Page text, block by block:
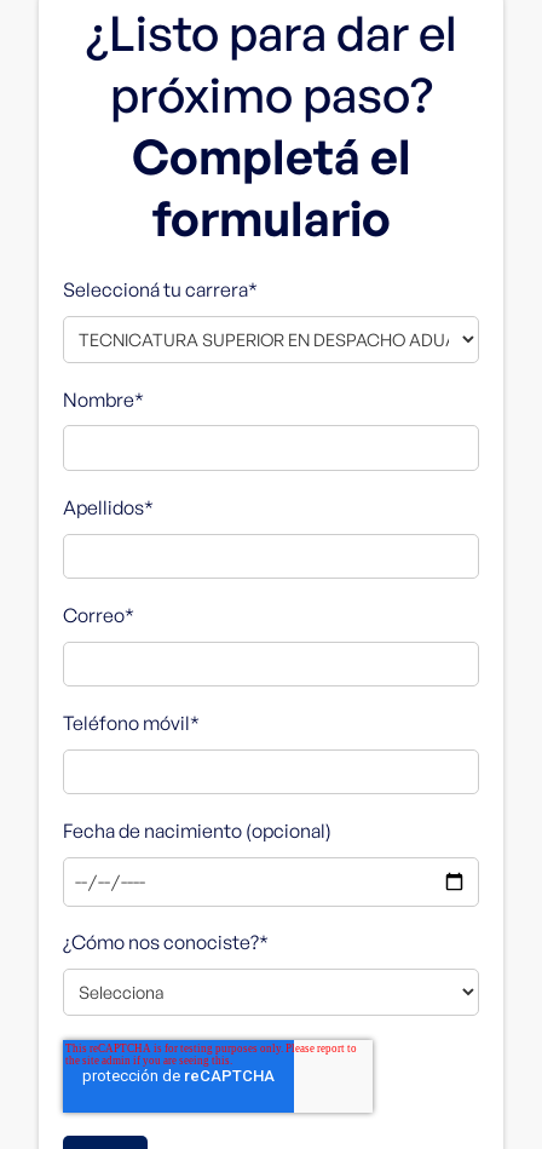
¿Listo para dar el
próximo paso?
Completá el
formulario
Seleccioná tu carrera*
Nombre*
Apellidos*
Correo*
Teléfono móvil*
Fecha de nacimiento (opcional)
¿Cómo nos conociste?*